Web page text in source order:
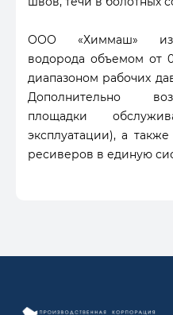
ООО «Химмаш»
водорода объемом от
диапазоном рабочих
Дополнительно
площадки
эксплуатации), а
ресиверов в единую